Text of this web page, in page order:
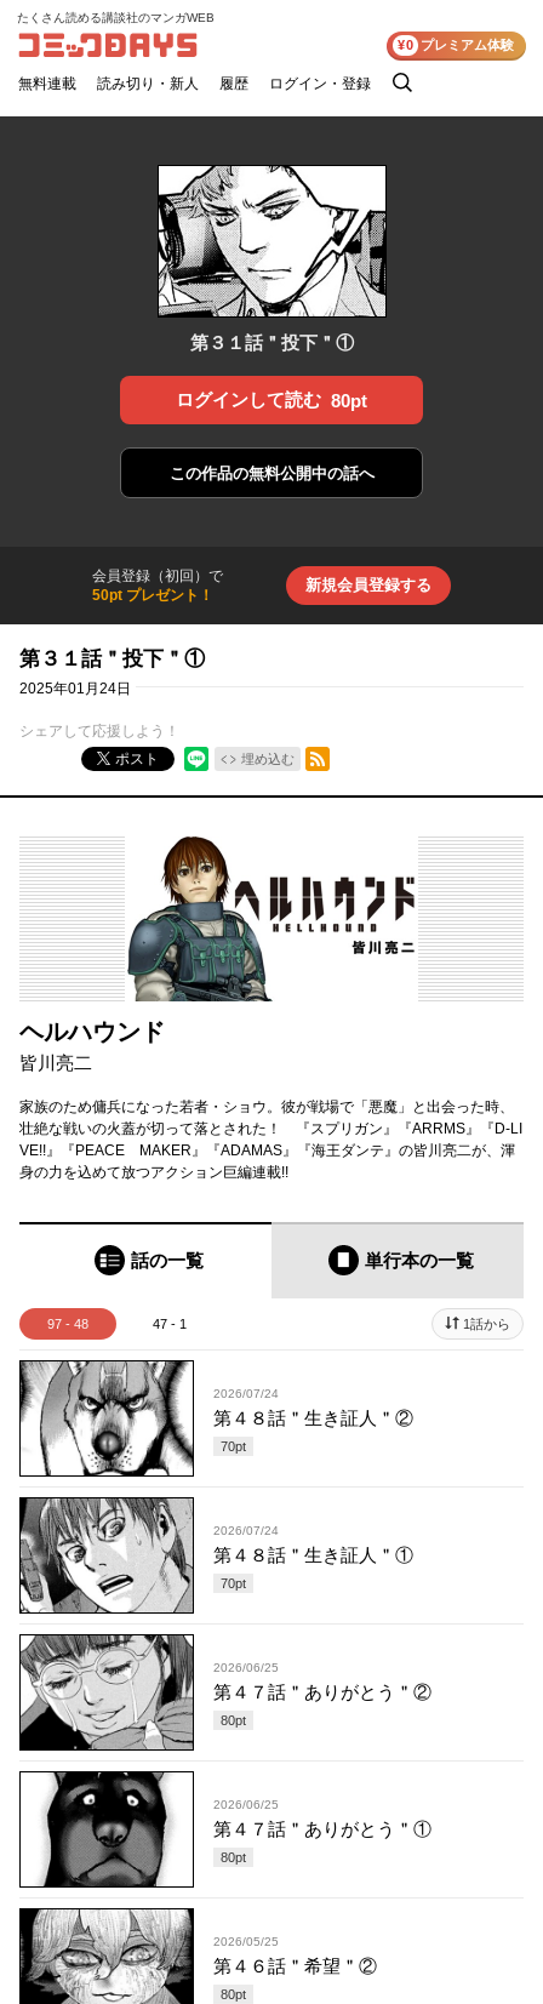
コミックDAYS
たくさん読める講談社のマンガWEB
無料連載 読み切り・新人 履歴 ログイン・登録
検
¥0 プレミアム体験
第３１話＂投下＂①
ログインして読む 80pt
この作品の無料公開中の話へ
会員登録（初回）で
50pt プレゼント！
新規会員登録する
第３１話＂投下＂①
2025年01月24日
シェアして応援しよう！
ポスト
埋め込む
RSSフィード
ヘルハウンド
皆川亮二
家族のため傭兵になった若者・ショウ。彼が戦場で「悪魔」と出会った時、
壮絶な戦いの火蓋が切って落とされた！ 『スプリガン』『ARRMS』『D-LI
VE!!』『PEACE MAKER』『ADAMAS』『海王ダンテ』の皆川亮二が、渾
身の力を込めて放つアクション巨編連載!!
話の一覧 単行本の一覧
97 - 48 47 - 1 1話から
2026/07/24
第４８話＂生き証人＂②
70pt
2026/07/24
第４８話＂生き証人＂①
70pt
2026/06/25
第４７話＂ありがとう＂②
80pt
2026/06/25
第４７話＂ありがとう＂①
80pt
2026/05/25
第４６話＂希望＂②
80pt